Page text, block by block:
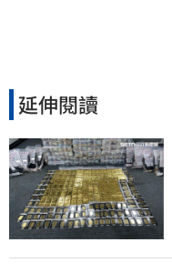
延伸閱讀